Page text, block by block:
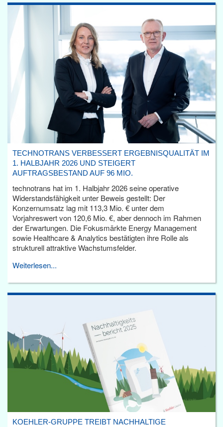
TECHNOTRANS VERBESSERT ERGEBNISQUALITÄT IM
1. HALBJAHR 2026 UND STEIGERT
AUFTRAGSBESTAND AUF 96 MIO.
technotrans hat im 1. Halbjahr 2026 seine operative
Widerstandsfähigkeit unter Beweis gestellt: Der
Konzernumsatz lag mit 113,3 Mio. € unter dem
Vorjahreswert von 120,6 Mio. €, aber dennoch im Rahmen
der Erwartungen. Die Fokusmärkte Energy Management
sowie Healthcare & Analytics bestätigten ihre Rolle als
strukturell attraktive Wachstumsfelder.
Weiterlesen...
KOEHLER-GRUPPE TREIBT NACHHALTIGE